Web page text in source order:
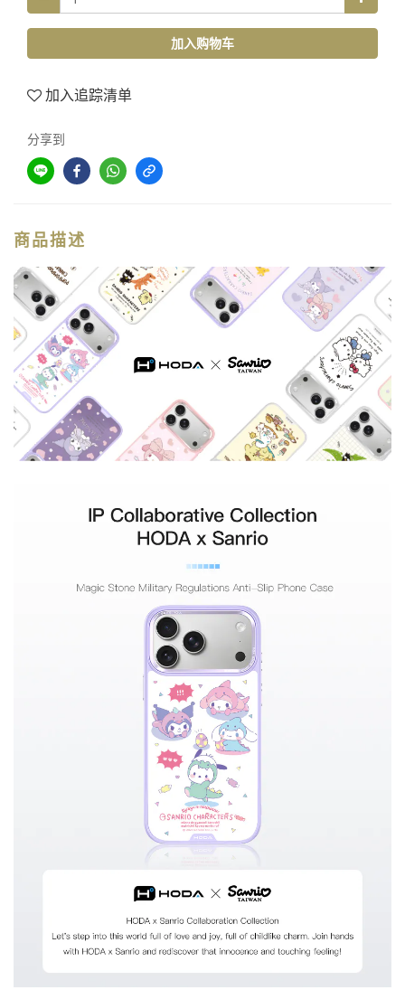
加入购物车
加入追踪清单
分享到
商品描述